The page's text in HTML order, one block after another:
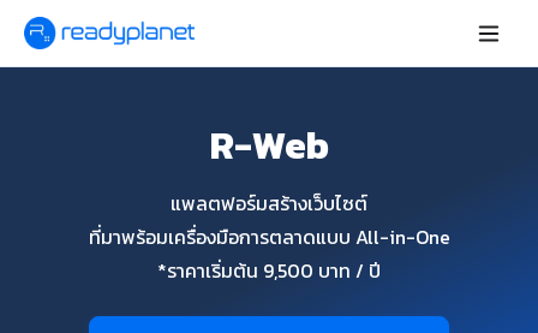
R-Web
แพลตฟอร์มสร้างเว็บไซต์
ที่มาพร้อมเครื่องมือการตลาดแบบ All-in-One
*ราคาเริ่มต้น 9,500 บาท / ปี